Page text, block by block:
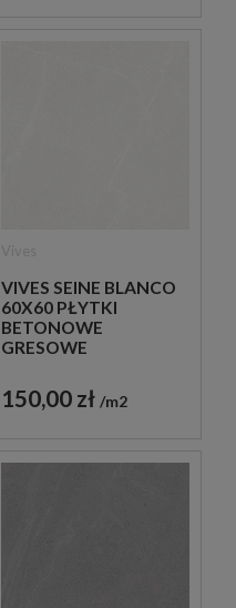
VIVES SEINE BLANCO
60X60 PŁYTKI
BETONOWE
GRESOWE
150,00 zł m2